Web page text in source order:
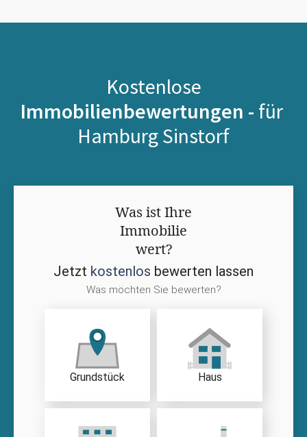
Kostenlose
Immobilienbewertungen - für
Hamburg Sinstorf
Was ist Ihre
Immobilie
wert?
Jetzt kostenlos bewerten lassen
Was möchten Sie bewerten?
Grundstück Haus